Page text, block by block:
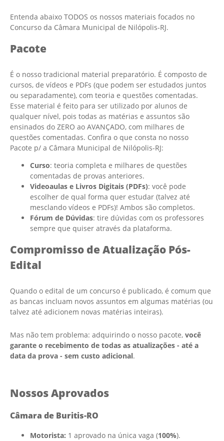
Entenda abaixo TODOS os nossos materiais focados no
Concurso da Câmara Municipal de Nilópolis-RJ.
Pacote
É o nosso tradicional material preparatório. É composto de
cursos, de vídeos e PDFs (que podem ser estudados juntos
ou separadamente), com teoria e questões comentadas.
Esse material é feito para ser utilizado por alunos de
qualquer nível, pois todas as matérias e assuntos são
ensinados do ZERO ao AVANÇADO, com milhares de
questões comentadas. Confira o que consta no nosso
Pacote p/ a Câmara Municipal de Nilópolis-RJ:
Curso: teoria completa e milhares de questões
comentadas de provas anteriores.
Videoaulas e Livros Digitais (PDFs): você pode
escolher de qual forma quer estudar (talvez até
mesclando vídeos e PDFs)! Ambos são completos.
Fórum de Dúvidas: tire dúvidas com os professores
sempre que quiser através da plataforma.
Compromisso de Atualização Pós-
Edital
Quando o edital de um concurso é publicado, é comum que
as bancas incluam novos assuntos em algumas matérias (ou
talvez até adicionem novas matérias inteiras).
Mas não tem problema: adquirindo o nosso pacote, você
garante o recebimento de todas as atualizações - até a
data da prova - sem custo adicional.
Nossos Aprovados
Câmara de Buritis-RO
Motorista: 1 aprovado na única vaga (100%).